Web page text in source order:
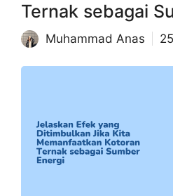
Ternak sebagai
Muhammad Anas